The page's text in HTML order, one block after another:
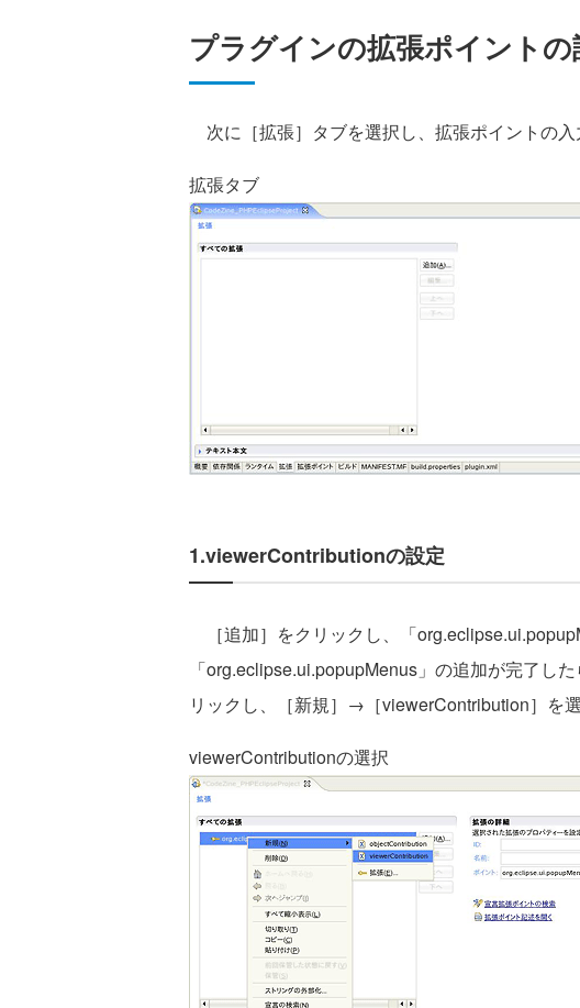
プラグインの拡張ポイントの
次に［拡張］タブを選択し、拡張ポイントの入
拡張タブ
1.viewerContributionの設定
［追加］をクリックし、「
「org.eclipse.ui.popupMenus」の追加が完了し
リックし、［新規］→［viewerContribution］を選
viewerContributionの選択